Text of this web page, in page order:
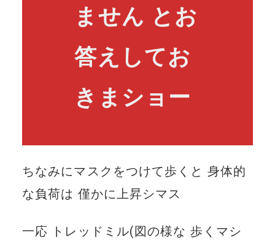
ません とお
答えしてお
きまショー
ちなみにマスクをつけて歩くと 身体的
な負荷は 僅かに上昇シマス
一応 トレッドミル(図の様な 歩くマシ